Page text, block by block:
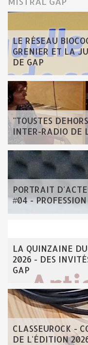
LE RÉSEAU
GRENIER ET LA
DE GAP
"TOUSTES
INTER-RADIO DE
PORTRAIT
#04 -
LA QUINZAINE
2026 - DES
GAP
CLASSEUROCK -
DE L'ÉDITION